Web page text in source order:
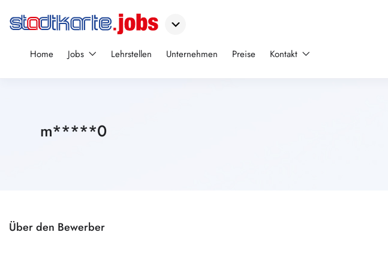
Home Jobs Lehrstellen Unternehmen Preise Kontakt
m*****0
Über den Bewerber